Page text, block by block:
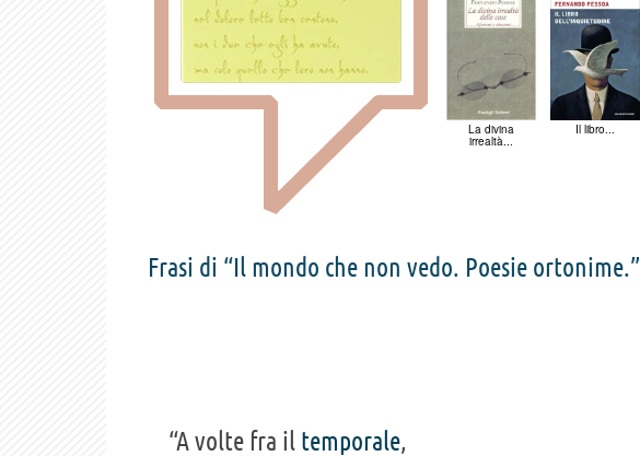
La divina
irrealtà...
Il libro...
Frasi di “Il mondo che non vedo. Poesie ortonime.”
“A volte fra il temporale,